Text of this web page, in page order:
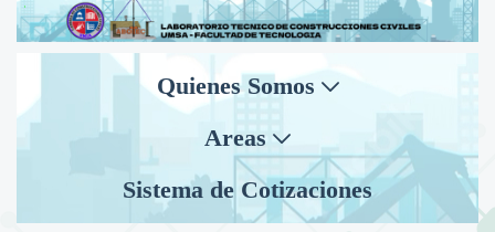
Quienes Somos
Areas
Sistema de Cotizaciones